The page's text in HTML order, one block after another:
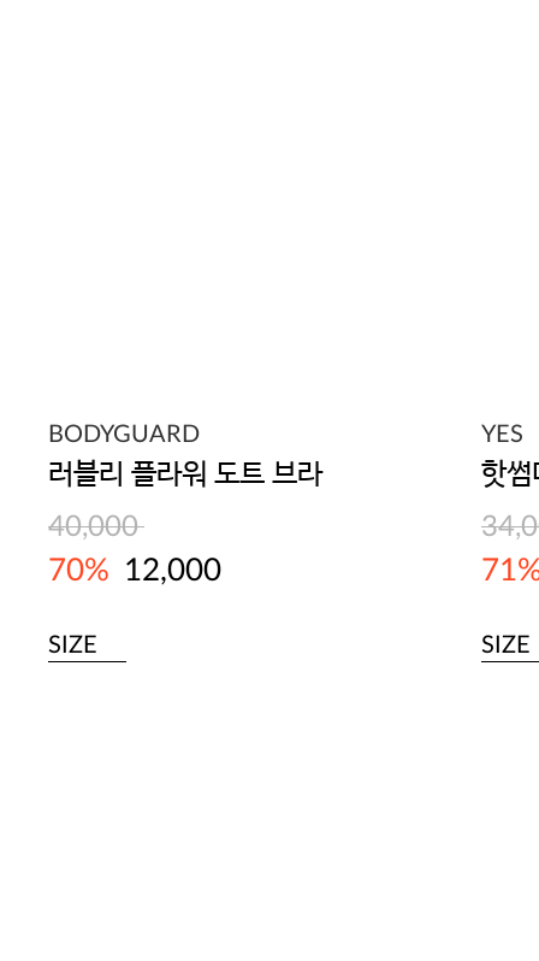
BODYGUARD
러블리 플라워 도트 브라
40,000
70% 12,000
SIZE
YES
SIZE